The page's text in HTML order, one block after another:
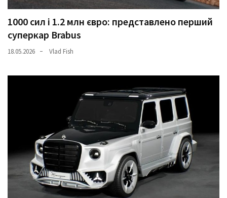
1000 сил і 1.2 млн євро: представлено перший
суперкар Brabus
18.05.2026 Vlad Fish